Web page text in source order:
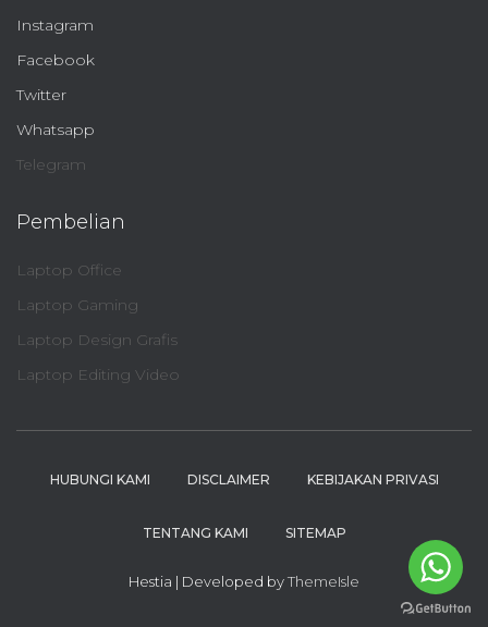
Instagram
Facebook
Twitter
Whatsapp
Telegram
Pembelian
Laptop Office
Laptop Gaming
Laptop Design Grafis
Laptop Editing Video
HUBUNGI KAMI DISCLAIMER KEBIJAKAN PRIVASI
TENTANG KAMI SITEMAP
Hestia | Developed byThemeIsle